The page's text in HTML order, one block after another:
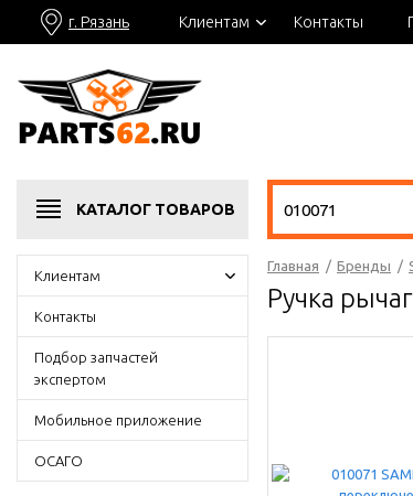
г. Рязань Клиентам Контакты
КАТАЛОГ ТОВАРОВ
Клиентам
Контакты
Подбор запчастей
экспертом
Мобильное приложение
ОСАГО
Главная / Бренды /
Ручка